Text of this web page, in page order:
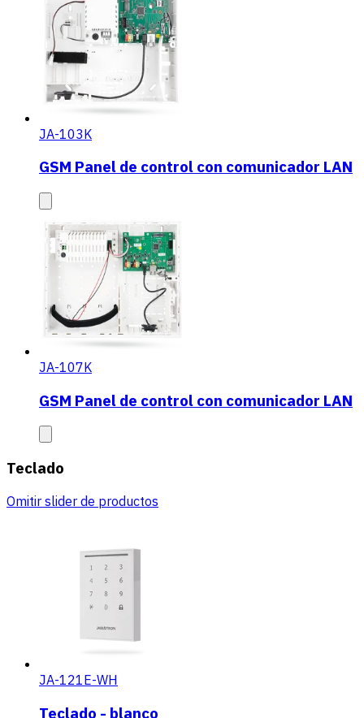
JA-103K
GSM Panel de control con comunicador LAN
JA-107K
GSM Panel de control con comunicador LAN
Teclado
Omitir slider de productos
JA-121E-WH
Teclado - blanco